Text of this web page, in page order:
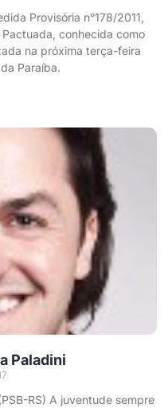
Provisória n°178/2011,
conhecida como
na próxima terça-feira
Paraíba.
Paladini
RS) A juventude sempre